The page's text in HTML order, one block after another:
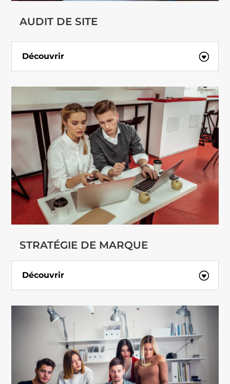
AUDIT DE SITE
Découvrir
STRATÉGIE DE MARQUE
Découvrir